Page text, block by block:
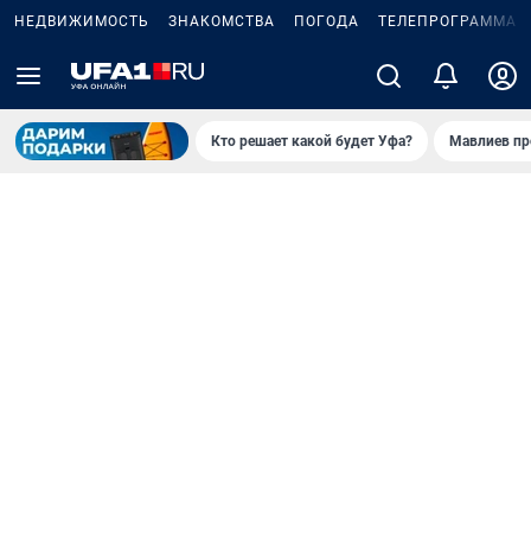
НЕДВИЖИМОСТЬ ЗНАКОМСТВА ПОГОДА ТЕЛЕПРОГРАММА
Кто решает какой будет Уфа? Мавлиев